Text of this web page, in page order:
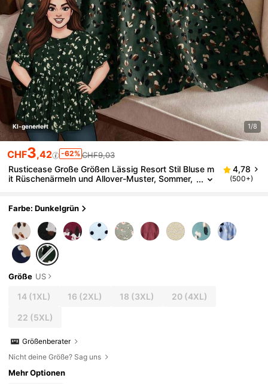
KI-generiert 1/8
CHF3,42 -62% CHF9,03
Rusticease Große Größen Lässig Resort Stil Bluse m
it Rüschenärmeln und Allover-Muster, Sommer,
4,78
(500+)
Farbe: Dunkelgrün
Größe US
14(1XL) 16 (2XL) 18 (3XL) 20(4XL)
22 (5XL)
Größenberater
Nicht deine Größe? Sag uns
Mehr Optionen